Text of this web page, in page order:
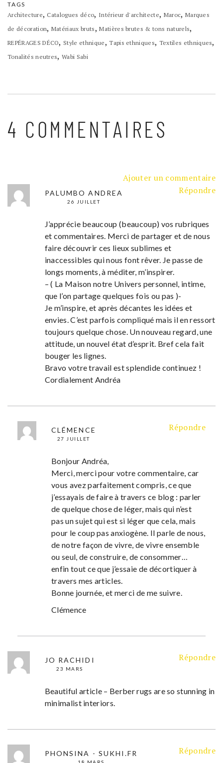
TAGS
Architecture, Catalogues déco, Intérieur d'architecte, Maroc, Marques
de décoration, Matériaux bruts,Matières brutes & tons naturels,
REPÉRAGES DÉCO, Style ethnique,Tapis ethniques, Textiles ethniques,
Tonalités neutres,Wabi Sabi
4 COMMENTAIRES
Ajouter un commentaire
PALUMBO ANDREA
26 JUILLET
Répondre
J’apprécie beaucoup (beaucoup) vos rubriques
et commentaires. Merci de partager et de nous
faire découvrir ces lieux sublimes et
inaccessibles qui nous font rêver. Je passe de
longs moments, à méditer, m’inspirer.
– ( La Maison notre Univers personnel, intime,
que l’on partage quelques fois ou pas )-
Je m’inspire, et après décantes les idées et
envies. C’est parfois compliqué mais il en ressort
toujours quelque chose. Un nouveau regard, une
attitude, un nouvel état d’esprit. Bref cela fait
bouger les lignes.
Bravo votre travail est splendide continuez !
Cordialement Andréa
CLÉMENCE
27 JUILLET
Répondre
Bonjour Andréa,
Merci, merci pour votre commentaire, car
vous avez parfaitement compris, ce que
j’essayais de faire à travers ce blog : parler
de quelque chose de léger, mais qui n’est
pas un sujet qui est si léger que cela, mais
pour le coup pas anxiogène. Il parle de nous,
de notre façon de vivre, de vivre ensemble
ou seul, de construire, de consommer…
enfin tout ce que j’essaie de décortiquer à
travers mes articles.
Bonne journée, et merci de me suivre.
Clémence
JO RACHIDI
23 MARS
Répondre
Beautiful article – Berber rugs are so stunning in
minimalist interiors.
PHONSINA - SUKHI.FR Répondre